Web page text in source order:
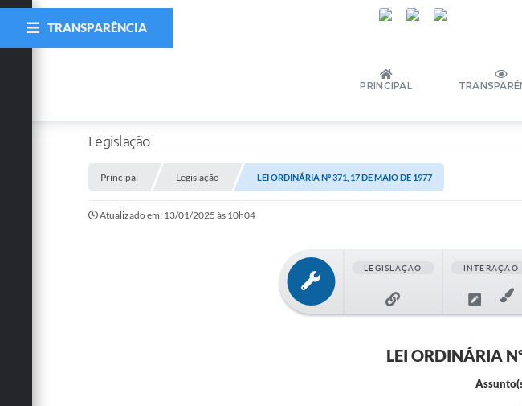
PRINCIPAL
TRANSPARÊNCIA
Legislação
Principal Legislação LEI ORDINÁRIA Nº 371, 17 DE MAIO DE 1977
Atualizado em: 13/01/2025 às 10h04
LEGISLAÇÃO INTERAÇÃO
LEI ORDINÁRIA